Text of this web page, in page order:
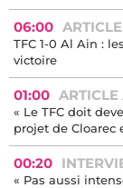
06:00
TFC 1-0 Al Ain :
victoire
01:00 ARTICLE
« Le TFC doit
projet de Cloarec
00:20
« Pas aussi